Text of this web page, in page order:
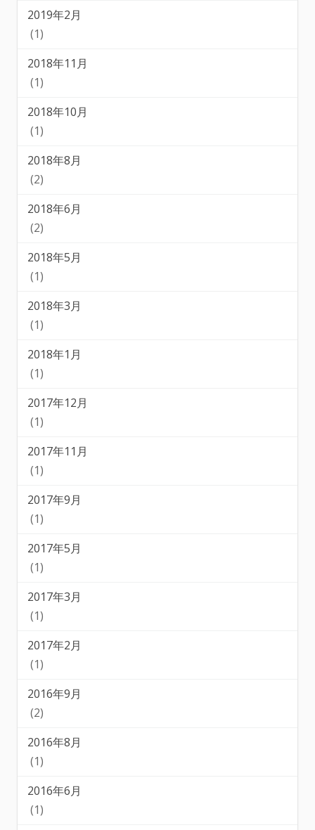
2019年2月
(1)
2018年11月
(1)
2018年10月
(1)
2018年8月
(2)
2018年6月
(2)
2018年5月
(1)
2018年3月
(1)
2018年1月
(1)
2017年12月
(1)
2017年11月
(1)
2017年9月
(1)
2017年5月
(1)
2017年3月
(1)
2017年2月
(1)
2016年9月
(2)
2016年8月
(1)
2016年6月
(1)